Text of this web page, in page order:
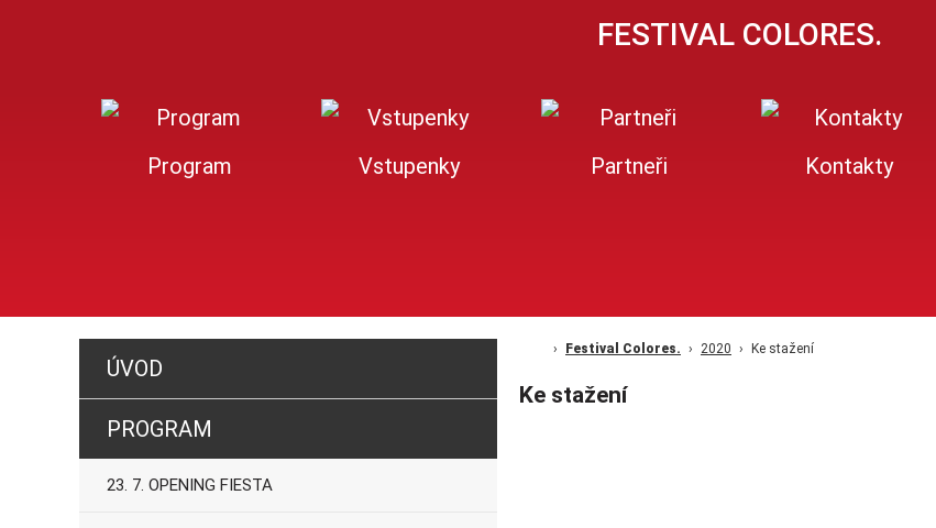
FESTIVAL COLORES.
Program Vstupenky Partneři
Kontakty
ÚVOD
PROGRAM
23. 7. OPENING FIESTA
Festival Colores. 2020 Ke stažení
Ke stažení